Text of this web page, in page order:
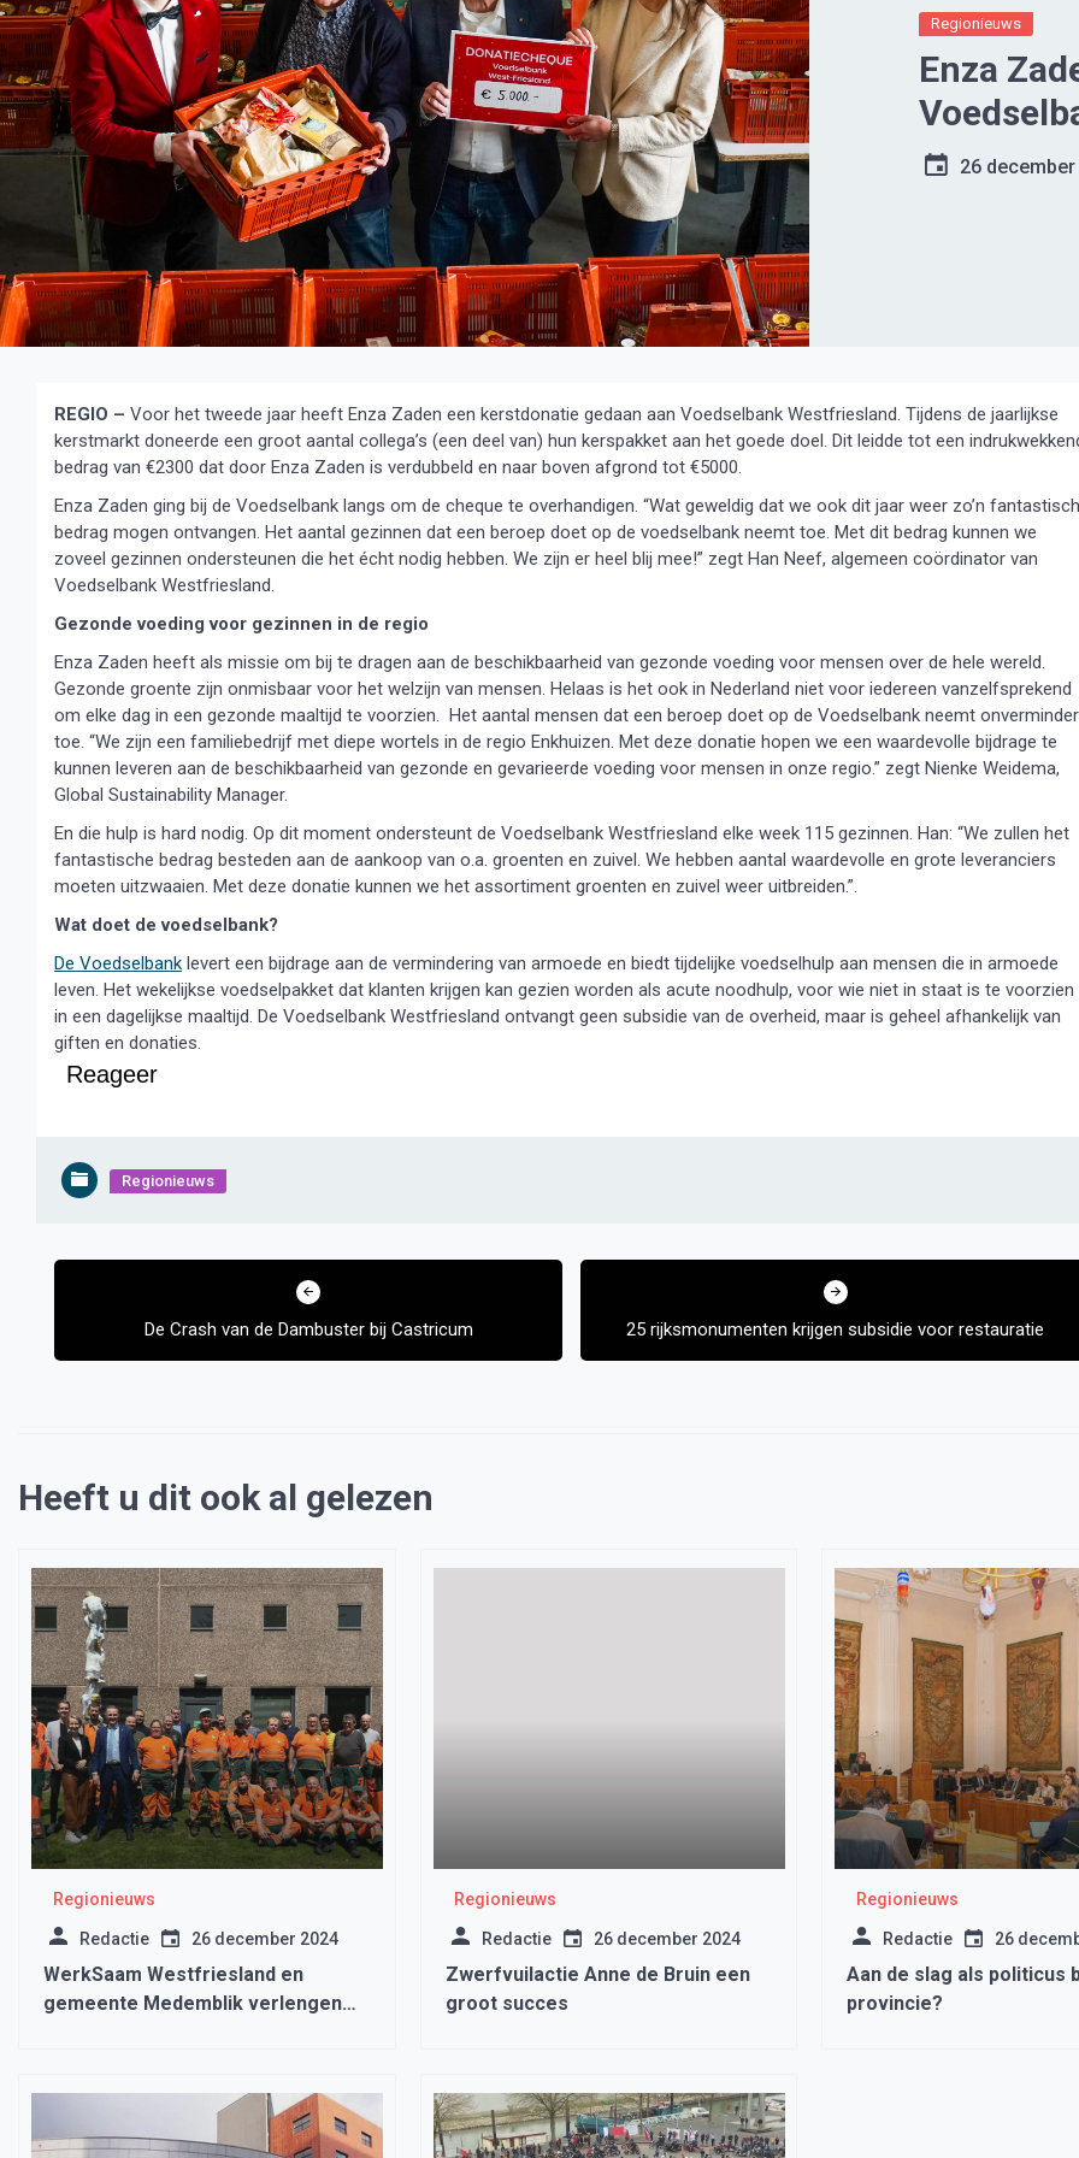
Regionieuws
Enza
26
REGIO – Voor het tweede jaar heeft Enza Zaden een kerstdonatie gedaan aan Voedselbank Westfriesland. Tijdens de jaarlijkse
kerstmarkt doneerde een groot aantal collega’s (een deel van) hun kerspakket aan het goede doel. Dit leidde tot een
bedrag van €2300 dat door Enza Zaden is verdubbeld en naar boven afgrond tot €5000.
Enza Zaden ging bij de Voedselbank langs om de cheque te overhandigen. “Wat geweldig dat we ook dit jaar weer zo’n fantastisch
bedrag mogen ontvangen. Het aantal gezinnen dat een beroep doet op de voedselbank neemt toe. Met dit bedrag kunnen we
zoveel gezinnen ondersteunen die het écht nodig hebben. We zijn er heel blij mee!” zegt Han Neef, algemeen coördinator van
Voedselbank Westfriesland.
Gezonde voeding voor gezinnen in de regio
Enza Zaden heeft als missie om bij te dragen aan de beschikbaarheid van gezonde voeding voor mensen over de hele wereld.
Gezonde groente zijn onmisbaar voor het welzijn van mensen. Helaas is het ook in Nederland niet voor iedereen vanzelfsprekend
om elke dag in een gezonde maaltijd te voorzien. Het aantal mensen dat een beroep doet op de Voedselbank neemt
toe. “We zijn een familiebedrijf met diepe wortels in de regio Enkhuizen. Met deze donatie hopen we een waardevolle bijdrage te
kunnen leveren aan de beschikbaarheid van gezonde en gevarieerde voeding voor mensen in onze regio.” zegt Nienke Weidema,
Global Sustainability Manager.
En die hulp is hard nodig. Op dit moment ondersteunt de Voedselbank Westfriesland elke week 115 gezinnen. Han: “We zullen het
fantastische bedrag besteden aan de aankoop van o.a. groenten en zuivel. We hebben aantal waardevolle en grote leveranciers
moeten uitzwaaien. Met deze donatie kunnen we het assortiment groenten en zuivel weer uitbreiden.”.
Wat doet de voedselbank?
De Voedselbank levert een bijdrage aan de vermindering van armoede en biedt tijdelijke voedselhulp aan mensen die in armoede
leven. Het wekelijkse voedselpakket dat klanten krijgen kan gezien worden als acute noodhulp, voor wie niet in staat is te voorzien
in een dagelijkse maaltijd. De Voedselbank Westfriesland ontvangt geen subsidie van de overheid, maar is geheel afhankelijk van
giften en donaties.
Reageer
Regionieuws
Bericht
De Crash van de Dambuster bij Castricum 25 rijksmonumenten krijgen subsidie voor restauratie
Heeft u dit ook al gelezen
Regionieuws
Redactie 26 december 2024
WerkSaam Westfriesland en
gemeente Medemblik verlengen
Regionieuws
Redactie 26 december 2024
Zwerfvuilactie Anne de Bruin een
groot succes
Regionieuws
Redactie 26
Aan de slag als politicus
provincie?